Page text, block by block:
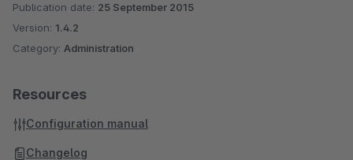
Publication date: 25 September 2015
Version: 1.4.2
Category: Administration
Resources
Configuration manual
Changelog